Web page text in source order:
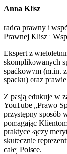
Anna Klisz
radca prawny i
Prawnej Klisz i
Ekspert z
skomplikowanych
spadkowym (m.in.
spadku) oraz
Z pasją edukuje w
YouTube „Prawo
przystępny sposób
pomagając
praktyce łączy
skutecznie
całej Polsce.